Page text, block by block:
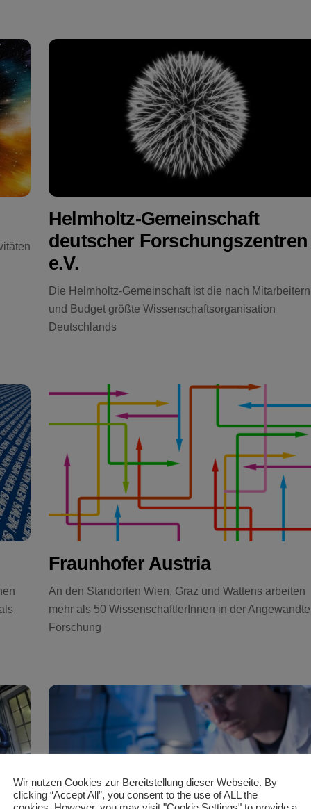
Helmholtz-Gemeinschaft
deutscher Forschungszentren
e.V.
Die Helmholtz-Gemeinschaft ist die nach Mitarbeitern
und Budget größte Wissenschaftsorganisation
Deutschlands
Fraunhofer Austria
An den Standorten Wien, Graz und Wattens arbeiten
mehr als 50 WissenschaftlerInnen in der
Forschung
Wir nutzen Cookies zur Bereitstellung dieser Webseite. By
clicking “Accept All”, you consent to the use of ALL the